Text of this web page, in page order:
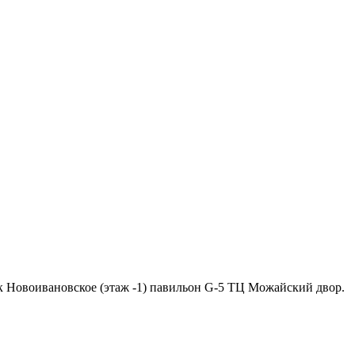
Новоивановское (этаж -1) павильон G-5 ТЦ Можайский двор.